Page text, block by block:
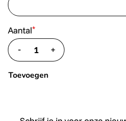
Aantal*
- translate.decrease
+translate.increase
Toevoegen